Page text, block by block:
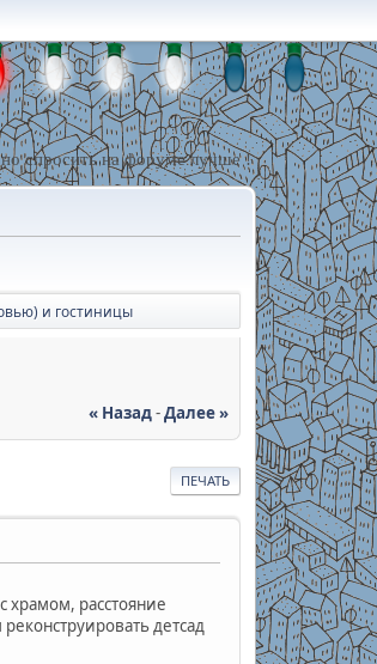
спросить на форуме лучше !
и гостиницы
« Назад-Далее »
ПЕЧАТЬ
храмом, расстояние
детсад